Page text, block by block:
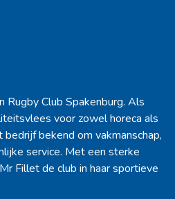
Rugby Club Spakenburg. Als
voor zowel horeca als
bekend om vakmanschap,
service. Met een sterke
Fillet de club in haar sportieve